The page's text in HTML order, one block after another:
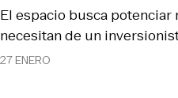
27 ENERO
El espacio busca
necesitan de un